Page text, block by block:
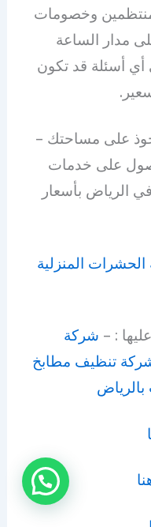
وخصومات
مدار الساعة
أي أسئلة قد تكون
على مساحتك –
على خدمات
الرياض بأسعار
المنزلية
: – شركة
تنظيف مطابخ